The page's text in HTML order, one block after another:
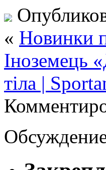
« Новинки
Іноземець
тіла |